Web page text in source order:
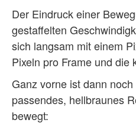
Der Eindruck einer
gestaffelten
sich langsam mit einem
Pixeln pro Frame und die
Ganz vorne ist dann
passendes, hellbraunes
bewegt: